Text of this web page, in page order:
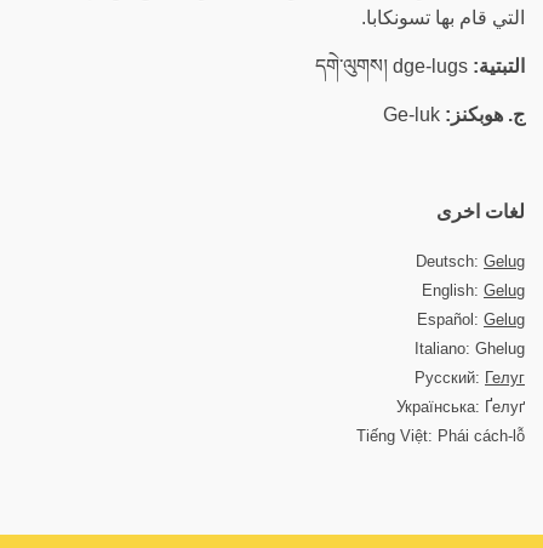
التي قام بها تسونكابا.
التبتية:
ج. هوبكنز:
لغات اخرى
Deutsch: Gelug
English: Gelug
Español: Gelug
Italiano: Ghelug
Русский: Гелуг
Українська: Ґелуґ
Tiếng Việt: Phái cách-lỗ